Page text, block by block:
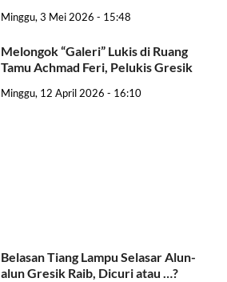
Minggu, 3 Mei 2026 - 15:48
Melongok “Galeri” Lukis di Ruang
Tamu Achmad Feri, Pelukis Gresik
Minggu, 12 April 2026 - 16:10
Belasan Tiang Lampu Selasar Alun-
alun Gresik Raib, Dicuri atau …?